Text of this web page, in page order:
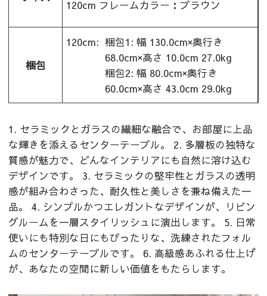
120cm フレームカラー：ブラウン
梱包
120cm: 梱包1: 幅 130.0cm×奥行き
68.0cm×高さ 10.0cm 27.0kg
梱包2: 幅 80.0cm×奥行き
60.0cm×高さ 43.0cm 29.0kg
1. セラミックとガラスの繊細な融合で、お部屋に上品
な輝きを添えるセンターテーブル。 2. 多層板の独特な
質感が魅力で、どんなインテリアにも自然に溶け込む
デザインです。 3. セラミックの堅牢性とガラスの透明
感が組み合わさった、耐久性と美しさを兼ね備えた一
品。 4. シンプルかつエレガントなデザインが、リビン
グルームを一層スタイリッシュに演出します。 5. 日常
使いにも特別な日にもぴったりな、洗練されたフォル
ムのセンターテーブルです。 6. 高級感あふれる仕上げ
が、あなたの空間に新しい価値をもたらします。